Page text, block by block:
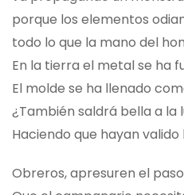
porque los elementos
todo lo que la mano del
En la tierra el metal se ha
El molde se ha llenado
¿También saldrá bella a la
Haciendo que hayan
Obreros, apresuren el paso